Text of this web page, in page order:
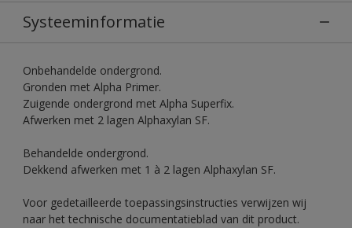
Systeeminformatie
Onbehandelde ondergrond.
Gronden met Alpha Primer.
Zuigende ondergrond met Alpha Superfix.
Afwerken met 2 lagen Alphaxylan SF.
Behandelde ondergrond.
Dekkend afwerken met 1 à 2 lagen Alphaxylan SF.
Voor gedetailleerde toepassingsinstructies verwijzen wij
naar het technische documentatieblad van dit product.